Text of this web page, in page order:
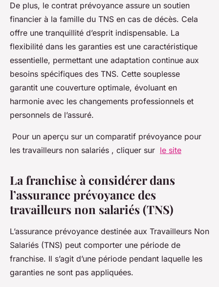
De plus, le contrat prévoyance assure un soutien
financier à la famille du TNS en cas de décès. Cela
offre une tranquillité d’esprit indispensable. La
flexibilité dans les garanties est une caractéristique
essentielle, permettant une adaptation continue aux
besoins spécifiques des TNS. Cette souplesse
garantit une couverture optimale, évoluant en
harmonie avec les changements professionnels et
personnels de l’assuré.
Pour un aperçu sur un comparatif prévoyance pour
les travailleurs non salariés , cliquer sur le site
La franchise à considérer dans
l’assurance prévoyance des
travailleurs non salariés (TNS)
L’assurance prévoyance destinée aux Travailleurs Non
Salariés (TNS) peut comporter une période de
franchise. Il s’agit d’une période pendant laquelle les
garanties ne sont pas appliquées.